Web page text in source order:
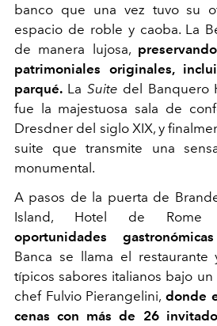
banco que una vez tuvo su
espacio de roble y caoba. La
de manera lujosa,
patrimoniales originales,
parqué. La Suite del Banquero
fue la majestuosa sala de
Dresdner del siglo XIX, y
suite que transmite una
monumental.
A pasos de la puerta de
Island, Hotel de Rome
oportunidades
Banca se llama el
típicos sabores italianos bajo
chef Fulvio Pierangelini, donde
cenas con más de 26